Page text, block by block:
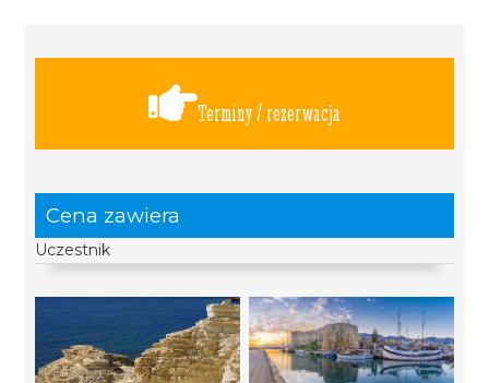
Terminy / rezerwacja
Cena zawiera
Uczestnik